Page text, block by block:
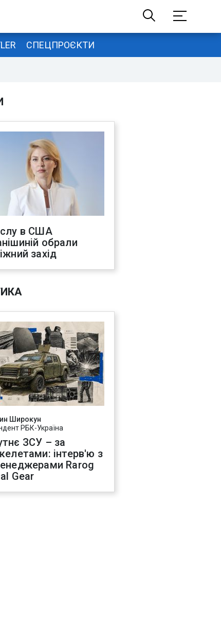
СПЕЦПРОЄКТИ
в США
обрали
захід
Широкун
РБК-Україна
ЗСУ – за
інтерв'ю з
Rarog
Gear